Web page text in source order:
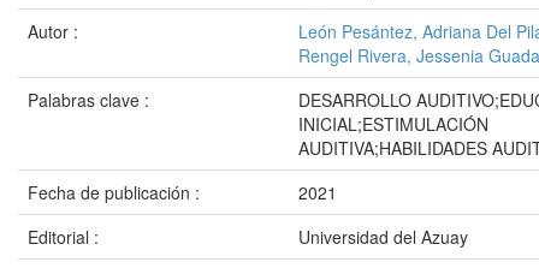
Autor :
León Pesántez, Adriana Del
Rengel Rivera, Jessenia
Palabras clave :
DESARROLLO
INICIAL;ESTIMULACIÓN
AUDITIVA;HABILIDADES
Fecha de publicación :
2021
Editorial :
Universidad del Azuay